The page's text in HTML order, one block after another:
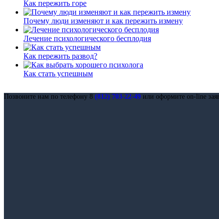
Как пережить горе
Почему люди изменяют и как пережить измену
Лечение психологического бесплодия
Как пережить развод?
Как стать успешным
Позвоните нам по телефону 8 (812) 703-22-49 или оформите on-line